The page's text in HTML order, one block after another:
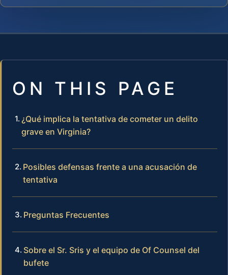
ON THIS PAGE
¿Qué implica la tentativa de cometer un delito
grave en Virginia?
Posibles defensas frente a una acusación de
tentativa
Preguntas Frecuentes
Sobre el Sr. Sris y el equipo de Of Counsel del
bufete